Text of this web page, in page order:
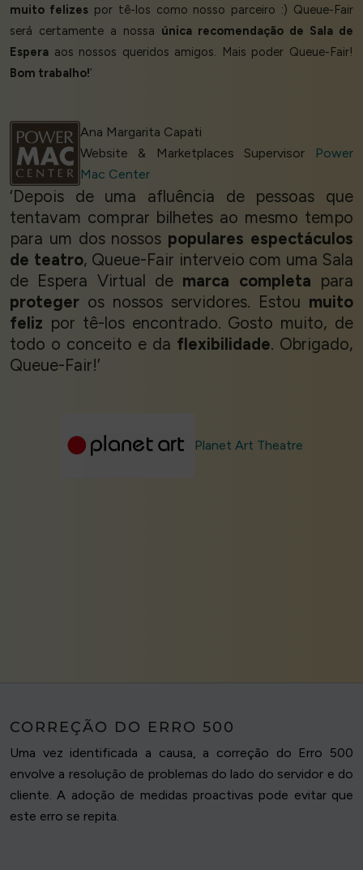
muito felizespor tê-los como nosso parceiro :) Queue-Fair
será certamente a nossa única recomendação de Sala de
Espera aos nossos queridos amigos. Mais poder Queue-Fair!
Bom trabalho!’
Ana Margarita Capati
Website & Marketplaces Supervisor
Power
Mac Center
‘Depois de uma afluência de pessoas que
tentavam comprar bilhetes ao mesmo tempo
para um dos nossos populares espectáculos
de teatro, Queue-Fair interveio com uma Sala
de Espera Virtual de marca completa para
proteger os nossos servidores. Estou muito
feliz por tê-los encontrado. Gosto muito, de
todo o conceito e da flexibilidade. Obrigado,
Queue-Fair!’
Planet Art Theatre
CORREÇÃO DO ERRO 500
Uma vez identificada a causa, a correção do Erro 500
envolve a resolução de problemas do lado do servidor e do
cliente. A adoção de medidas proactivas pode evitar que
este erro se repita.